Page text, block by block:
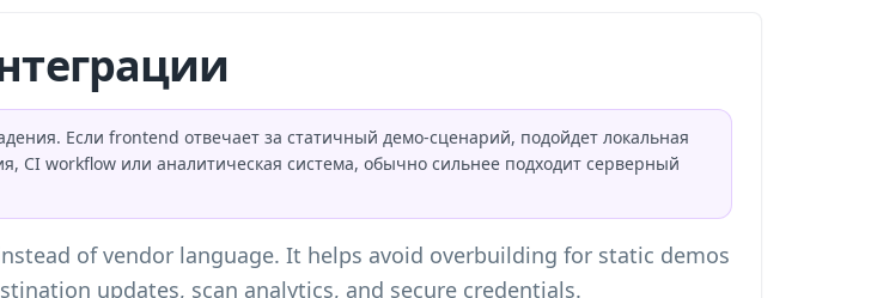
Если frontend отвечает за статичный демо-сценарий, подойдет локальная
CI workflow или аналитическая система, обычно сильнее подходит серверный
of vendor language. It helps avoid overbuilding for static demos
updates, scan analytics, and secure credentials.